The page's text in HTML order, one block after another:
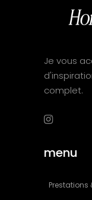
Je vous
complet.
menu
Prestations